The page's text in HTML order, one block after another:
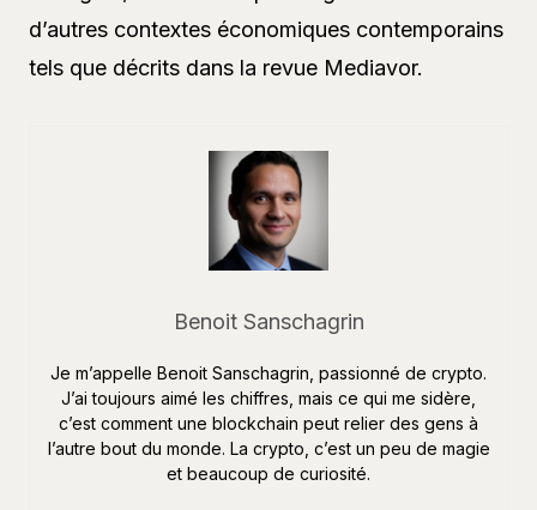
d’autres contextes économiques contemporains
tels que décrits dans la revue Mediavor.
Benoit Sanschagrin
Je m’appelle Benoit Sanschagrin, passionné de crypto.
J’ai toujours aimé les chiffres, mais ce qui me sidère,
c’est comment une blockchain peut relier des gens à
l’autre bout du monde. La crypto, c’est un peu de magie
et beaucoup de curiosité.